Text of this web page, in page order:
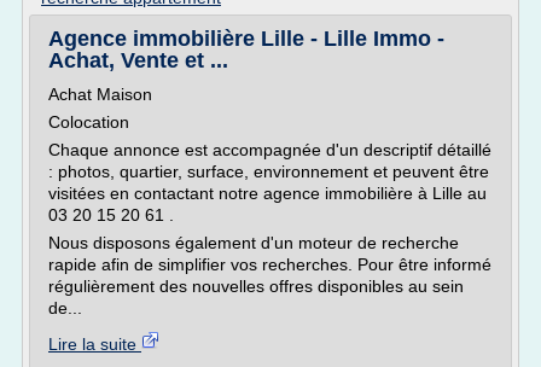
Agence immobilière Lille - Lille Immo -
Achat, Vente et ...
Achat Maison
Colocation
Chaque annonce est accompagnée d'un descriptif détaillé
: photos, quartier, surface, environnement et peuvent être
visitées en contactant notre agence immobilière à Lille au
03 20 15 20 61 .
Nous disposons également d'un moteur de recherche
rapide afin de simplifier vos recherches. Pour être informé
régulièrement des nouvelles offres disponibles au sein
de...
Lire la suite